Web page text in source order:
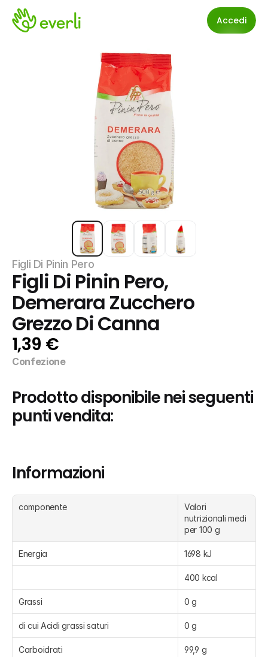
Accedi
Figli Di Pinin Pero
Figli Di Pinin Pero,
Demerara Zucchero
Grezzo Di Canna
1,39 €
Confezione
Prodotto disponibile nei seguenti
punti vendita:
Informazioni
componente
Valori
nutrizionali medi
per 100 g
Energia 1698 kJ
400 kcal
Grassi 0 g
di cui Acidi grassi saturi 0 g
Carboidrati 99,9 g